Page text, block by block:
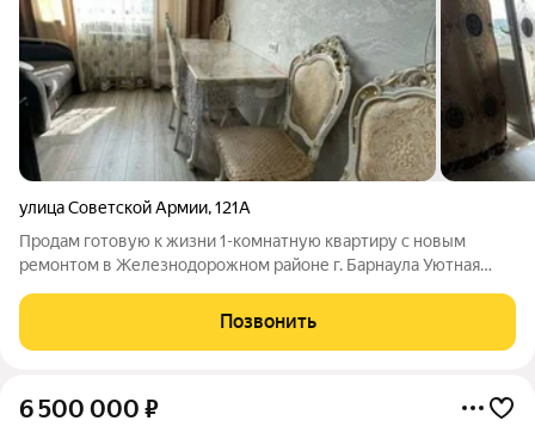
улица Советской Армии,121А
Продам готовую к жизни 1-комнатную квартиру с новым
ремонтом в Железнодорожном районе г. Барнаула Уютная
по адресу: ул. Советской Армии, д. 121А - идеальный вариант
для тех, кто хочет заехать и
Позвонить
6 500 000 ₽